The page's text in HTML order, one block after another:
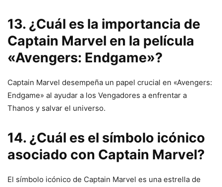
13. ¿Cuál es la importancia de
Captain Marvel en la película
«Avengers: Endgame»?
Captain Marvel desempeña un papel crucial en «Avengers:
Endgame» al ayudar a los Vengadores a enfrentar a
Thanos y salvar el universo.
14. ¿Cuál es el símbolo icónico
asociado con Captain Marvel?
El símbolo icónico de Captain Marvel es una estrella de